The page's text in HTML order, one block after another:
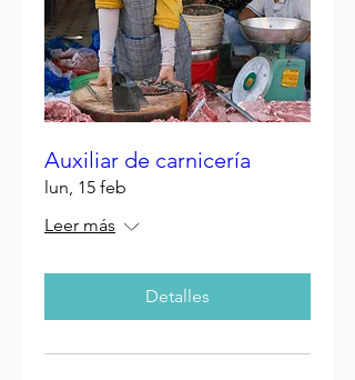
Auxiliar de carnicería
lun, 15 feb
Leer más
Detalles